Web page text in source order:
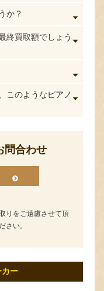
か？
終買取額でしょう
このようなピアノ
問合わせ
りをご遠慮させて頂
さい。
カー